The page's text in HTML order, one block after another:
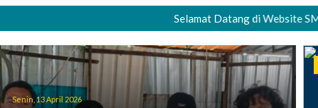
Selamat Datang di Website SMK
Senin, 13 April 2026